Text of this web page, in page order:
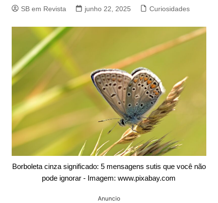
SB em Revista junho 22, 2025 Curiosidades
Borboleta cinza significado: 5 mensagens sutis que você não
pode ignorar - Imagem: www.pixabay.com
Anuncio